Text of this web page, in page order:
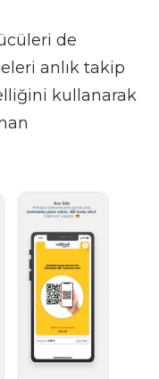
de
anlık takip
kullanarak